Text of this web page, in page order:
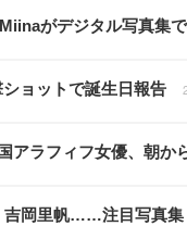
がデジタル写真集
ョットで誕生日報告
ラフィフ女優、朝か
吉岡里帆……注目写真集